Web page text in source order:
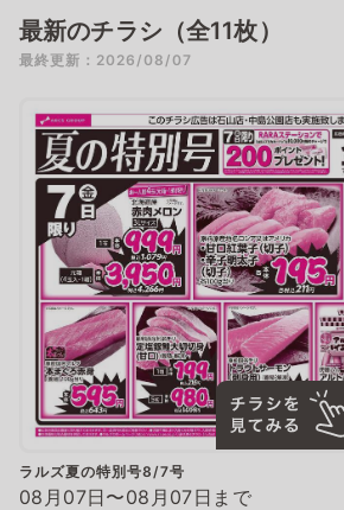
最新のチラシ（全11枚）
最終更新：2026/08/07
ラルズ夏の特別号8/7号
08月07日〜08月07日まで